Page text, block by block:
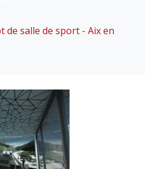
de salle de sport - Aix en